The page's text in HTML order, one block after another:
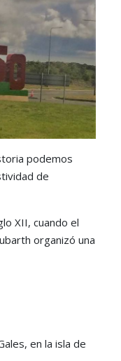
podemos
de
XII, cuando el
organizó una
en la isla de